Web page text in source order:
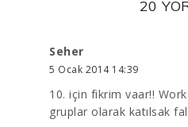
20
Seher
5 Ocak 2014 14:39
10. için fikrim vaar!!
gruplar olarak katılsak